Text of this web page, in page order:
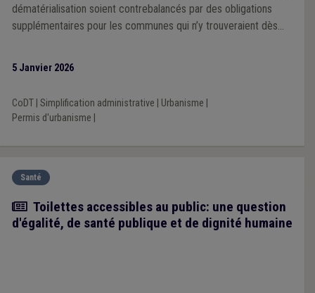
dématérialisation soient contrebalancés par des obligations
supplémentaires pour les communes qui n’y trouveraient dès
5 Janvier 2026
CoDT| Simplification administrative Urbanisme
Permis d'urbanisme
Santé
Article
Toilettes accessibles au public: une question
d'égalité, de santé publique et de dignité humaine